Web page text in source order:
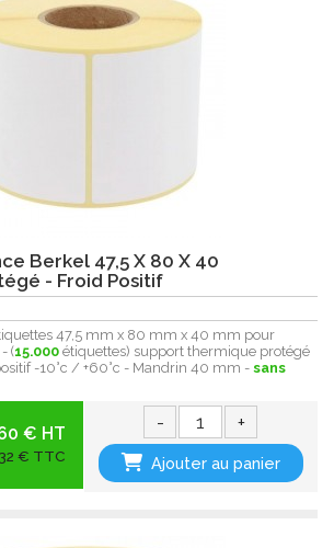
Berkel 47,5 X 80 X 40
- Froid Positif
47,5 mm x 80 mm x 40 mm pour
(15.000 étiquettes) support thermique protégé
-10°c / +60°c - Mandrin 40 mm - sans
€ HT
€ TTC
- +
Ajouter au panier